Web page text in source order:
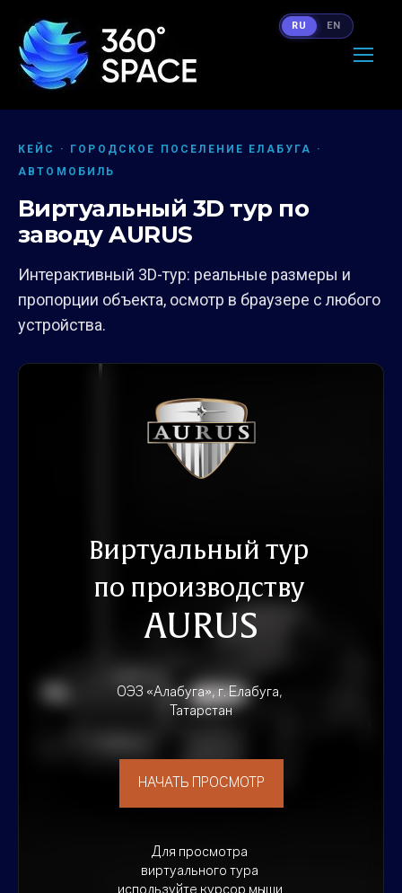
КЕЙС · ГОРОДСКОЕ ПОСЕЛЕНИЕ ЕЛАБУГА ·
АВТОМОБИЛЬ
Виртуальный 3D тур по
заводу AURUS
Интерактивный 3D-тур: реальные размеры и
пропорции объекта, осмотр в браузере с любого
устройства.
RU EN